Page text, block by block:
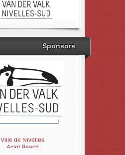
Sponsors
Brabant Wallon
Ville de Nivelles
Aclot Beach